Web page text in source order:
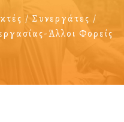
/ Συνεργάτες /
Άλλοι Φορείς